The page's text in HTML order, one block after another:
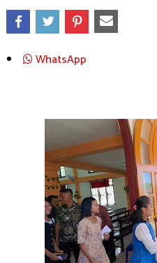
WhatsApp